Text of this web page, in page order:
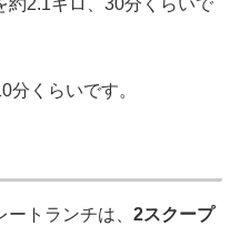
約2.1キロ、30分くらいで
分くらいです。
トランチは、 2スクープ